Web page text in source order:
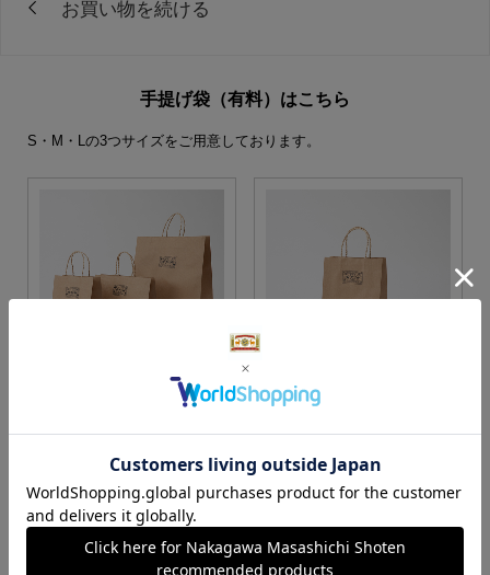
手提げ袋（有料）はこちら
S・M・Lの3つサイズをご用意しております。
S・M・Lサイズより当店に
カートに入れる
Sサイズ
カートに入れる